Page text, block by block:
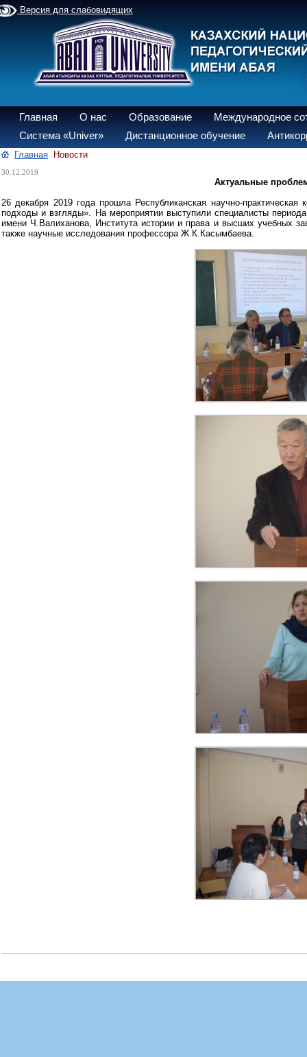
Версия для слабовидящих
Главная О нас Образование
Международное
Система «Univer»
Дистанционное обучение
Главная Новости
30.12.2019
Актуальные
26 декабря 2019 года прошла Республиканская научно-
подходы и взгляды». На мероприятии выступили специалисты
имени Ч.Валиханова, Института истории и права и высших учебных
также научные исследования профессора Ж.К.Касымбаева.